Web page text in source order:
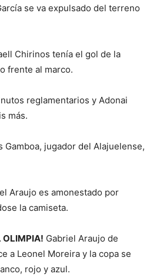
se va expulsado del terreno
Chirinos tenía el gol de la
frente al marco.
reglamentarios y Adonai
más.
Gamboa, jugador del Alajuelense,
Araujo es amonestado por
la camiseta.
OLIMPIA! Gabriel Araujo de
a Leonel Moreira y la copa se
rojo y azul.